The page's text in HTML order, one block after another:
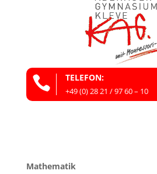
 TELEFON:
+49 (0) 28 21 / 97 60 – 10
Mathematik